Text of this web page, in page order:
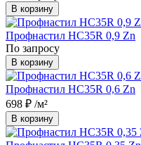
В корзину
Профнастил НС35R 0,9 Zn
По запросу
В корзину
Профнастил НС35R 0,6 Zn
698 ₽ /м²
В корзину